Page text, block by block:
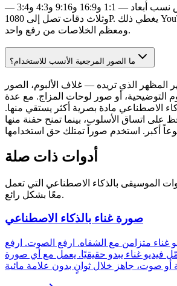
يدعم المولد خمس نسب أبعاد — 1:1 و16:9 و9:16 و4:3 و3:4 —
وثلاث دقات تصل إلى 1080P. يغطي ذلك YouTube وShorts وReels
ومعظم الخلاصات من رفع واحد.
ما الصور المرجعية الأنسب للاستخدام؟
المظهر الذي تريده — غلاف الألبوم، الصور
التوضيحية، أو صور لوحات المزاج. مع عدة
الاصطناعي مادة بصرية أكثر يستقي منها.
على اتساق الأسلوب، بينما تمنح حفنة منها
أدوات ذات صلة
الموسيقى بالذكاء الاصطناعي التي تعمل
معًا بشكل رائع.
صورة غناء بالذكاء الاصطناعي
غناء متزامن مع الشفاه. ارفع الصوت. ارفع
فيديو غناء يبدو حقيقيًا. يعمل مع أي صورة